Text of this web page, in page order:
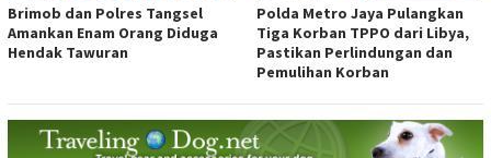
Brimob dan Polres Tangsel
Amankan Enam Orang Diduga
Hendak Tawuran
Polda Metro Jaya Pulangkan
Tiga Korban TPPO dari Libya,
Pastikan Perlindungan dan
Pemulihan Korban